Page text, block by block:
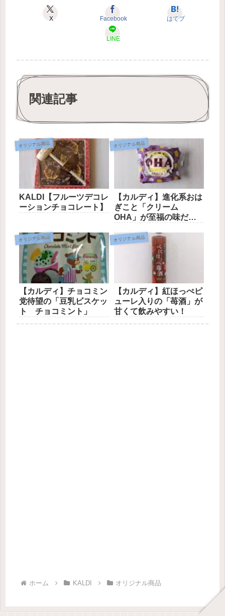
X Facebook はてブ
LINE
関連記事
オリジナル商品
KALDI【フルーツデコレ
ーションチョコレート】
オリジナル商品
【カルディ】進化系おは
ぎこと「クリーム
OHA」が至福の味だっ
オリジナル商品
【カルディ】チョコミン
党待望の「豆乳ビスケッ
ト チョコミント」
オリジナル商品
【カルディ】紅ほっぺピ
ューレ入りの「苺酒」が
甘くて飲みやすい！
ホーム KALDI オリジナル商品